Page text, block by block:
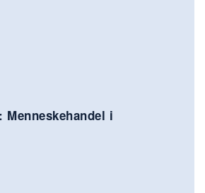
Menneskehandel i